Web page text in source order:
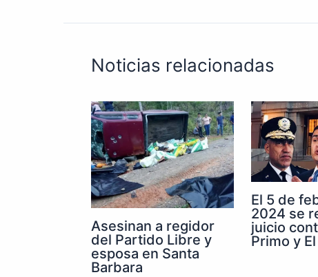
Noticias relacionadas
Asesinan a regidor
del Partido Libre y
esposa en Santa
Barbara
El 5 de
2024 se
juicio
Primo y